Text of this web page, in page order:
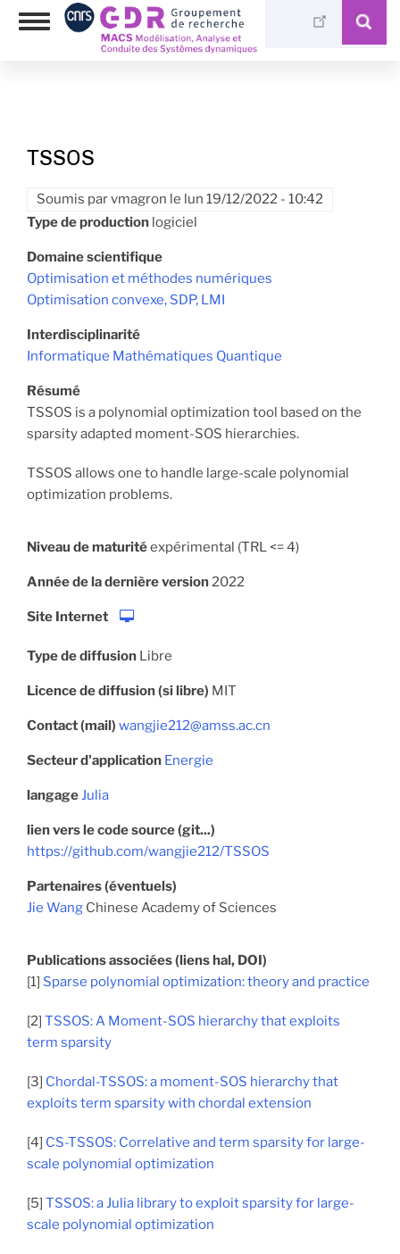
Aller
Toggle
Photothèque
Médiathèque
TSSOS
Soumis parvmagron le lun 19/12/2022 - 10:42
Type de production logiciel
Domaine scientifique
Optimisation et méthodes numériques
Optimisation convexe, SDP, LMI
Interdisciplinarité
Informatique Mathématiques Quantique
Résumé
TSSOS is a polynomial optimization tool based on the
sparsity adapted moment-SOS hierarchies.
TSSOS allows one to handle large-scale polynomial
optimization problems.
Niveau de maturitéexpérimental (TRL <= 4)
Année de la dernière version2022
Site Internet
Type de diffusion Libre
Licence de diffusion (si libre) MIT
Contact (mail) wangjie212@amss.ac.cn
Secteur d'application Energie
langageJulia
lien vers le code source (git...)
https://github.com/wangjie212/TSSOS
Partenaires (éventuels)
Jie Wang Chinese Academy of Sciences
Publications associées (liens hal, DOI)
[1] Sparse polynomial optimization: theory and practice
[2] TSSOS: A Moment-SOS hierarchy that exploits
term sparsity
[3] Chordal-TSSOS: a moment-SOS hierarchy that
exploits term sparsity with chordal extension
[4] CS-TSSOS: Correlative and term sparsity for large-
scale polynomial optimization
[5] TSSOS: a Julia library to exploit sparsity for large-
scale polynomial optimization